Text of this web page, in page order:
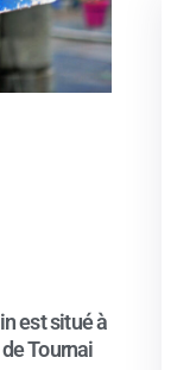
est situé à
Tournai